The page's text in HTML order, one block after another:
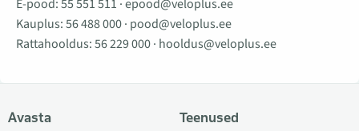
E-pood:55 551 511 ·epood@veloplus.ee
Kauplus:56 488 000· pood@veloplus.ee
Rattahooldus:56 229 000· hooldus@veloplus.ee
Avasta Teenused